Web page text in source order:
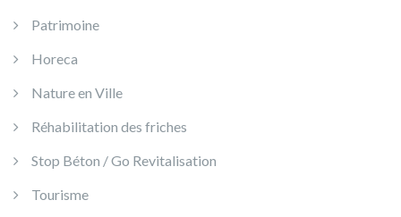
Patrimoine
Horeca
Nature en Ville
Réhabilitation des friches
Stop Béton / Go Revitalisation
Tourisme